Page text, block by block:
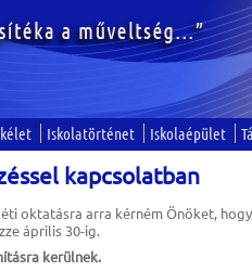
Iskolatörténet Iskolaépület
kapcsolatban
oktatásra arra kérném Önöket,
április 30-ig.
kerülnek.